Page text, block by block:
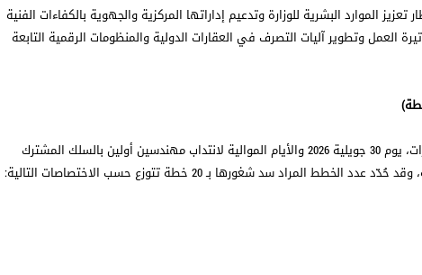
الموارد البشرية للوزارة وتدعيم إداراتها المركزية والجهوية بالكفاءات الفنية
العمل وتطوير آليات التصرف في العقارات الدولية والمنظومات الرقمية التابعة
-تفتح الوزارة مناظرة بالاختبارات، يوم 30 جويلية 2026 والأيام الموالية لانتداب مهندسين أولين بالسلك المشترك
المراد سد شغورها بـ 20 خطة تتوزع حسب الاختصاصات التالية: